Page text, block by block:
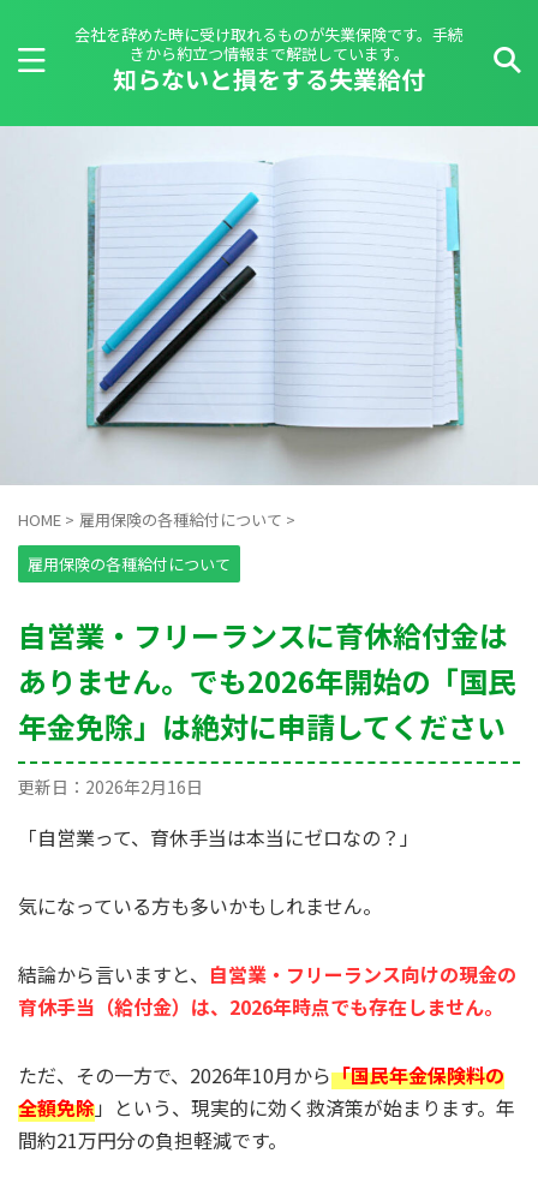
会社を辞めた時に受け取れるものが失業保険です。手続
きから約立つ情報まで解説しています。
知らないと損をする失業給付
HOME > 雇用保険の各種給付について >
雇用保険の各種給付について
自営業・フリーランスに育休給付金は
ありません。でも2026年開始の「国民
年金免除」は絶対に申請してください
更新日： 2026年2月16日
「自営業って、育休手当は本当にゼロなの？」
気になっている方も多いかもしれません。
結論から言いますと、 自営業・フリーランス向けの現金の
育休手当（給付金）は、2026年時点でも存在しません。
ただ、その一方で、2026年10月から「国民年金保険料の
全額免除」という、現実的に効く救済策が始まります。年
間約21万円分の負担軽減です。